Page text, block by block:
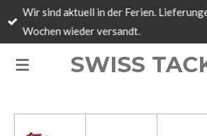
Zum
Hauptinhalt
SWISS
Wir sind aktuell in der Ferien.
Wochen wieder versandt.